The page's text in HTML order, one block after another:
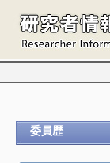
委員歴